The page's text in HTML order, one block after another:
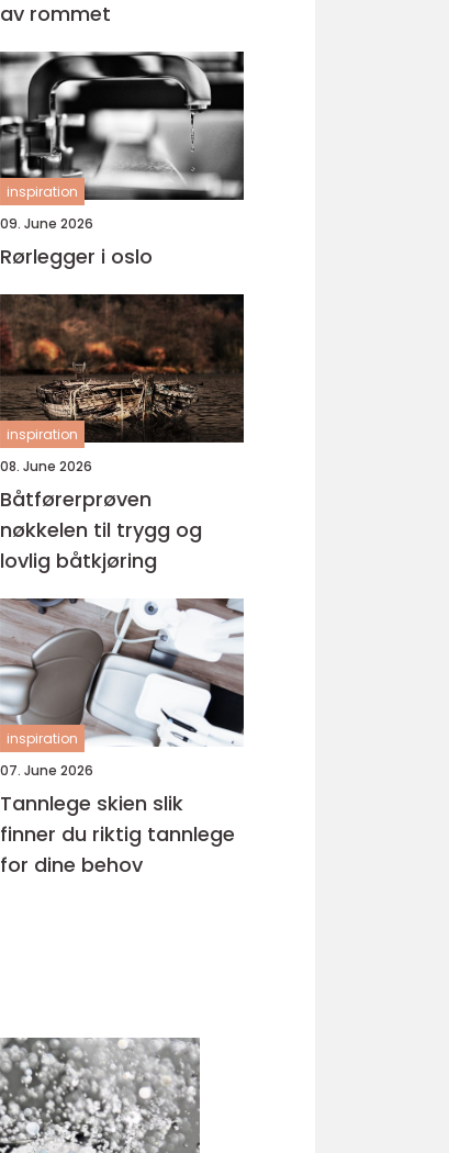
av rommet
inspiration
09. June 2026
Rørlegger i oslo
inspiration
08. June 2026
Båtførerprøven
nøkkelen til trygg og
lovlig båtkjøring
inspiration
07. June 2026
Tannlege skien slik
finner du riktig tannlege
for dine behov